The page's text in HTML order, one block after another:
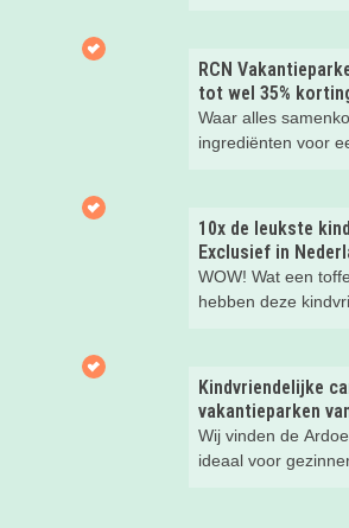
ontspannen met
het strand en een
RCN
tot wel 35%
zomervakantie!
Waar alles
ingrediënten voor
10x de leukste
Exclusief in
WOW! Wat een
hebben deze
kinderhotels van
boek een heerlijk
kind(eren).
Kindvriendelijke
vakantieparken
Nederland
Wij vinden de
ideaal voor